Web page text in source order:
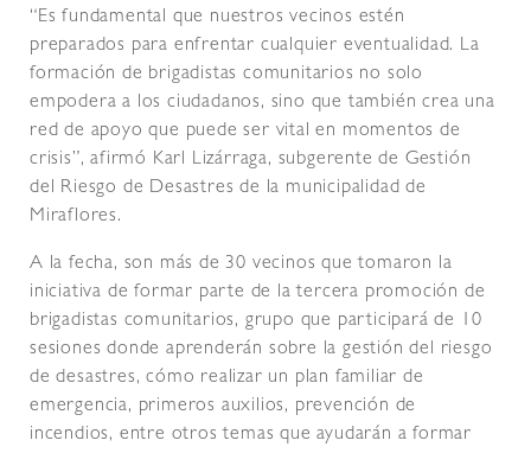
“Es fundamental que nuestros vecinos estén
preparados para enfrentar cualquier eventualidad. La
formación de brigadistas comunitarios no solo
empodera a los ciudadanos, sino que también crea una
red de apoyo que puede ser vital en momentos de
crisis”, afirmó Karl Lizárraga, subgerente de Gestión
del Riesgo de Desastres de la municipalidad de
Miraflores.
A la fecha, son más de 30 vecinos que tomaron la
iniciativa de formar parte de la tercera promoción de
brigadistas comunitarios, grupo que participará de 10
sesiones donde aprenderán sobre la gestión del riesgo
de desastres, cómo realizar un plan familiar de
emergencia, primeros auxilios, prevención de
incendios, entre otros temas que ayudarán a formar